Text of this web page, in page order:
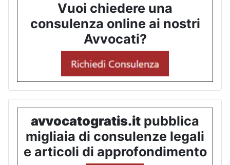
Vuoi chiedere una
consulenza online ai nostri
Avvocati?
avvocatogratis.it pubblica
migliaia di consulenze legali
e articoli di approfondimento